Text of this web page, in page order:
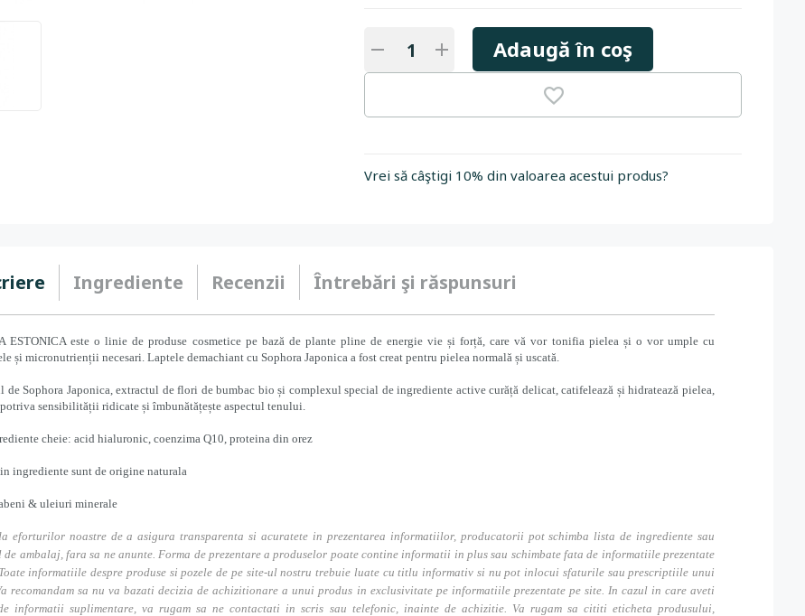
Adaugă în coş
Vrei să câştigi 10% din valoarea acestui produs?
Ingrediente Recenzii Întrebări şi răspunsuri
ESTONICA este o linie de produse cosmetice pe bază de plante pline de energie vie și forță, care vă vor tonifia pielea și o vor umple cu
și micronutrienții necesari. Laptele demachiant cu Sophora Japonica a fost creat pentru pielea normală și uscată.
de Sophora Japonica, extractul de flori de bumbac bio și complexul special de ingrediente active curăță delicat, catifelează și hidratează pielea,
sensibilității ridicate și îmbunătățește aspectul tenului.
cheie: acid hialuronic, coenzima Q10, proteina din orez
ingrediente sunt de origine naturala
& uleiuri minerale
eforturilor noastre de a asigura transparenta si acuratete in prezentarea informatiilor, producatorii pot schimba lista de ingrediente sau
de ambalaj, fara sa ne anunte. Forma de prezentare a produselor poate contine informatii in plus sau schimbate fata de informatiile prezentate
informatiile despre produse si pozele de pe site-ul nostru trebuie luate cu titlu informativ si nu pot inlocui sfaturile sau prescriptiile unui
recomandam sa nu va bazati decizia de achizitionare a unui produs in exclusivitate pe informatiile prezentate pe site. In cazul in care aveti
informatii suplimentare, va rugam sa ne contactati in scris sau telefonic, inainte de achizitie. Va rugam sa cititi eticheta produsului,